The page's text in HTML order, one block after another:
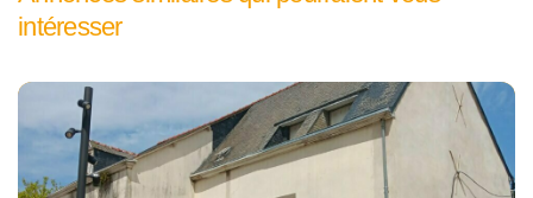
intéresser